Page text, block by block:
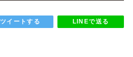
ツイートする LINEで送る